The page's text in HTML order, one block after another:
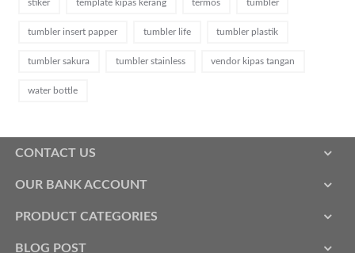
stiker template kipas kerang termos tumbler
tumbler insert papper tumbler life tumbler plastik
tumbler sakura tumbler stainless vendor kipas tangan
water bottle
CONTACT US
OUR BANK ACCOUNT
PRODUCT CATEGORIES
BLOG POST